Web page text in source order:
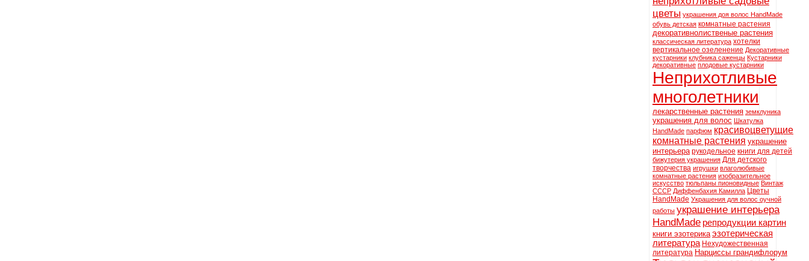
цветы украшения доя волос HandMade
обувь детская комнатные растения
декоративнолиственые растения
классическая литература хотелки
вертикальное озеленение Декоративные
кустарники клубника саженцы Кустарники
декоративные плодовые кустарники
Неприхотливые
многолетники
лекарственные растения земклуника
украшения для волос Шкатулка
HandMade парфюм красивоцветущие
комнатные растения украшение
интерьера рукодельное книги для детей
бижутерия украшения Для детского
творчества игрушки влаголюбивые
комнатные растения изобразительное
искусство тюльпаны пионовидные Винтаж
СССР Диффенбахия Камилла Цветы
HandMade Украшения для волос оучной
работы украшение интерьера
HandMade репродукции картин
книги эзотерика эзотерическая
литература Нехудожественная
литература Нарциссы грандифлорум